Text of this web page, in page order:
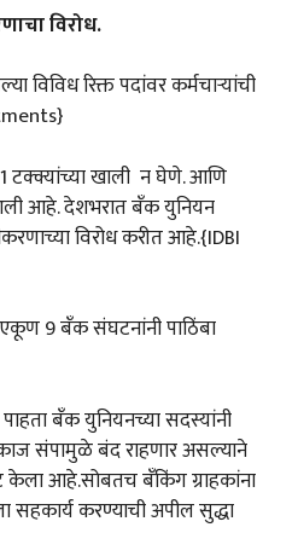
विरोध.
विविध रिक्त पदांवर कर्मचाऱ्यांची
टक्क्यांच्या खाली न घेणे. आणि
आहे. देशभरात बँक युनियन
विरोध करीत आहे.{IDBI
9 बँक संघटनांनी पाठिंबा
बँक युनियनच्या सदस्यांनी
संपामुळे बंद राहणार असल्याने
केला आहे.सोबतच बँकिंग ग्राहकांना
सहकार्य करण्याची अपील सुद्धा